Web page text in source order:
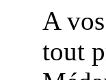
A
tout